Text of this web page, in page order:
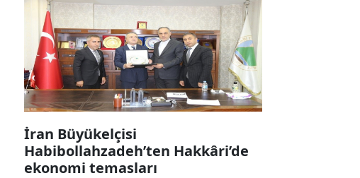
İran Büyükelçisi
Habibollahzadeh’ten Hakkâri’de
ekonomi temasları